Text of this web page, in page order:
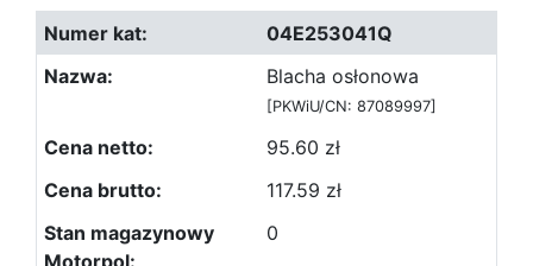
04E253041Q
Blacha osłonowa
[PKWiU/CN: 87089997]
95.60 zł
117.59 zł
0